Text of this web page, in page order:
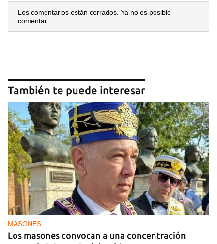
Los comentarios están cerrados. Ya no es posible
comentar
También te puede interesar
MASONES
Los masones convocan a una concentración